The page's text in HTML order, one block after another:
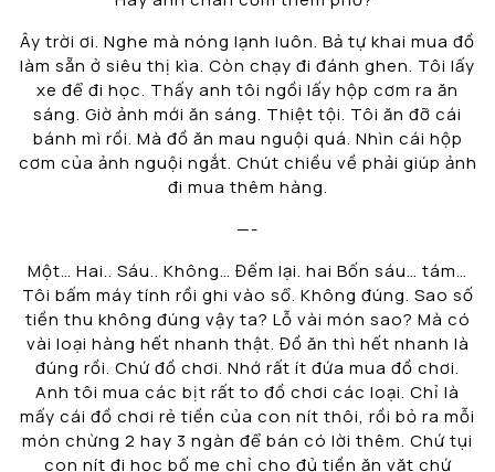
Ây trời ơi. Nghe mà nóng lạnh luôn. Bả tự khai mua đồ
làm sẵn ở siêu thị kìa. Còn chạy đi đánh ghen. Tôi lấy
xe để đi học. Thấy anh tôi ngồi lấy hộp cơm ra ăn
sáng. Giờ ảnh mới ăn sáng. Thiệt tội. Tôi ăn đỡ cái
bánh mì rồi. Mà đồ ăn mau nguội quá. Nhìn cái hộp
cơm của ảnh nguội ngắt. Chút chiều về phải giúp ảnh
đi mua thêm hàng.
—-
Một… Hai.. Sáu.. Không… Đếm lại. hai Bốn sáu… tám…
Tôi bấm máy tính rồi ghi vào sổ. Không đúng. Sao số
tiền thu không đúng vậy ta? Lỗ vài món sao? Mà có
vài loại hàng hết nhanh thật. Đồ ăn thì hết nhanh là
đúng rồi. Chứ đồ chơi. Nhớ rất ít đứa mua đồ chơi.
Anh tôi mua các bịt rất to đồ chơi các loại. Chỉ là
mấy cái đồ chơi rẻ tiền của con nít thôi, rồi bỏ ra mỗi
món chừng 2 hay 3 ngàn để bán có lời thêm. Chứ tụi
con nít đi học bố mẹ chỉ cho đủ tiền ăn vặt chứ